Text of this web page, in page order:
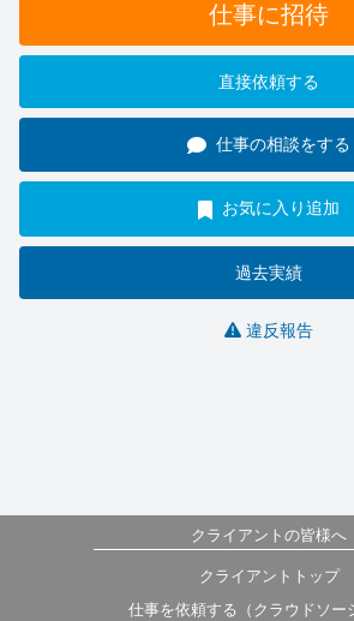
仕事に招待
直接依頼する
仕事の相談をする
お気に入り追加
過去実績
違反報告
クライアントの皆様へ
クライアントトップ
仕事を依頼する（クラウドソー